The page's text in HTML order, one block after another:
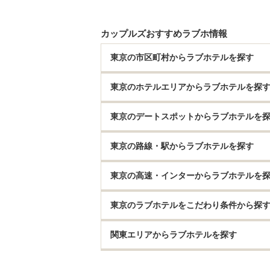
カップルズおすすめラブホ情報
東京の市区町村からラブホテルを探す
東京のホテルエリアからラブホテルを探す
東京のデートスポットからラブホテルを
東京の路線・駅からラブホテルを探す
東京の高速・インターからラブホテルを
東京のラブホテルをこだわり条件から探す
関東エリアからラブホテルを探す